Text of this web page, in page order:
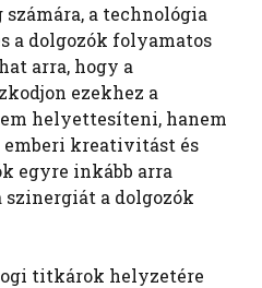
a technológia
a dolgozók folyamatos
arra, hogy a
ezekhez a
helyettesíteni, hanem
kreativitást és
egyre inkább arra
szinergiát a dolgozók
titkárok helyzetére